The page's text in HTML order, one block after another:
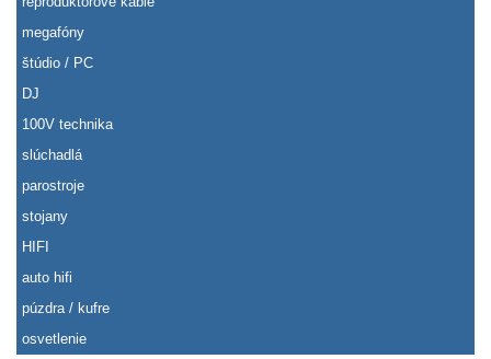
megafóny
štúdio / PC
DJ
100V technika
slúchadlá
parostroje
stojany
HIFI
auto hifi
púzdra / kufre
osvetlenie